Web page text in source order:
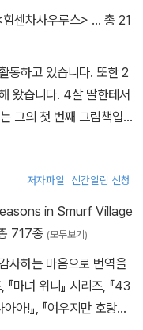
을 그림과 내용을 담았
힘센차사우루스> … 총 21
고 있습니다. 또한 2
왔습니다. 4살 딸한테서
그의 첫 번째 그림책입니
저자파일 신간알림 신청
in Smurf Village
717종 (모두보기)
사하는 마음으로 번역을
마녀 위니』 시리즈, 『43
아!』, 『여우지만 호랑이